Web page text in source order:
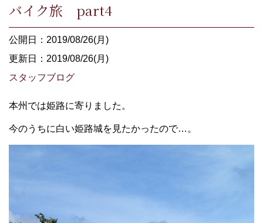
バイク旅 part4
公開日：2019/08/26(月)
更新日：2019/08/26(月)
スタッフブログ
本州では姫路に寄りました。
今のうちに白い姫路城を見たかったので…。